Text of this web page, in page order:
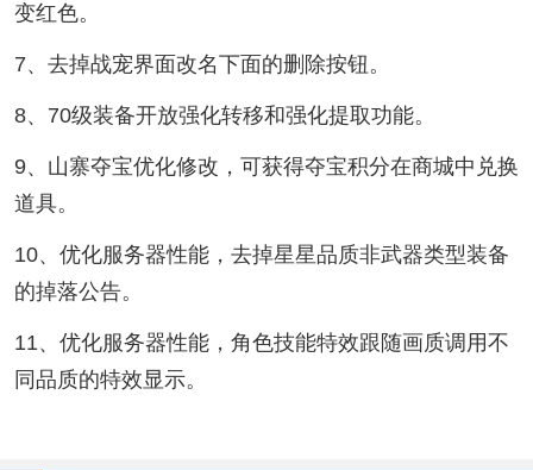
变红色。
7、去掉战宠界面改名下面的删除按钮。
8、70级装备开放强化转移和强化提取功能。
9、山寨夺宝优化修改，可获得夺宝积分在商城中兑换
道具。
10、优化服务器性能，去掉星星品质非武器类型装备
的掉落公告。
11、优化服务器性能，角色技能特效跟随画质调用不
同品质的特效显示。